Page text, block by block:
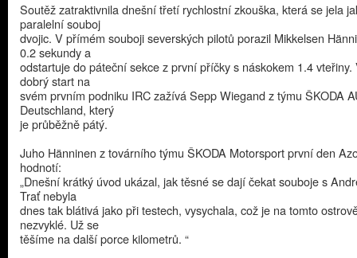
Soutěž zatraktivnila dnešní třetí rychlostní zkouška, která se jela
paralelní souboj
dvojic. V přímém souboji severských pilotů porazil Mikkelsen
0.2 sekundy a
odstartuje do páteční sekce z první příčky s náskokem 1.4 vteřiny.
dobrý start na
svém prvním podniku IRC zažívá Sepp Wiegand z týmu ŠKODA
Deutschland, který
je průběžně pátý.
Juho Hänninen z továrního týmu ŠKODA Motorsport první den
hodnotí:
„Dnešní krátký úvod ukázal, jak těsné se dají čekat souboje s
Trať nebyla
dnes tak blátivá jako při testech, vysychala, což je na tomto
nezvyklé. Už se
těšíme na další porce kilometrů. “